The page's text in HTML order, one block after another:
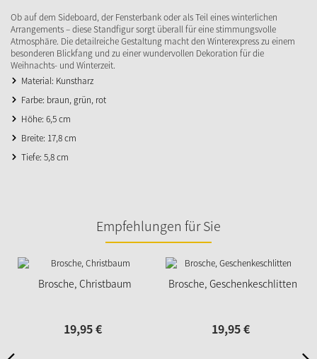
Ob auf dem Sideboard, der Fensterbank oder als Teil eines winterlichen
Arrangements – diese Standfigur sorgt überall für eine stimmungsvolle
Atmosphäre. Die detailreiche Gestaltung macht den Winterexpress zu einem
besonderen Blickfang und zu einer wundervollen Dekoration für die
Weihnachts- und Winterzeit.
Material: Kunstharz
Farbe: braun, grün, rot
Höhe: 6,5 cm
Breite: 17,8 cm
Tiefe: 5,8 cm
Empfehlungen für Sie
Brosche, Christbaum
19,95€
Brosche, Geschenkeschlitten
19,95€